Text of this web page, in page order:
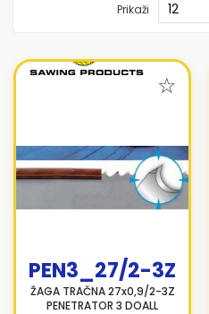
Prikaži
PEN3_27/2-3Z
ŽAGA TRAČNA 27x0,9/2-3Z
PENETRATOR 3 DOALL